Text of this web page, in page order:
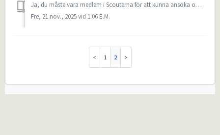
Ja, du måste vara medlem i Scouterna för att kunna ansöka om att följa med i någon av rollerna som deltagare, avdelningsledare, IST eller CMT. Vill du åka p...
Fre, 21 nov., 2025 vid 1:06 E.M.
1 2